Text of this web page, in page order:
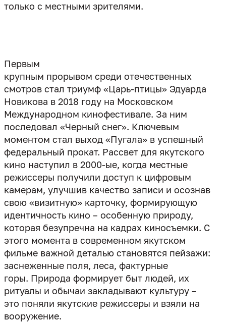
только с местными зрителями.
Первым
крупным прорывом среди отечественных
смотров стал триумф «Царь-птицы» Эдуарда
Новикова в 2018 году на Московском
Международном кинофестивале. За ним
последовал «Черный снег». Ключевым
моментом стал выход «Пугала» в успешный
федеральный прокат. Рассвет для якутского
кино наступил в 2000-ые, когда местные
режиссеры получили доступ к цифровым
камерам, улучшив качество записи и осознав
свою «визитную» карточку, формирующую
идентичность кино – особенную природу,
которая безупречна на кадрах киносъемки. С
этого момента в современном якутском
фильме важной деталью становятся пейзажи:
заснеженные поля, леса, фактурные
горы. Природа формирует быт людей, их
ритуалы и обычаи закладывают культуру –
это поняли якутские режиссеры и взяли на
вооружение.